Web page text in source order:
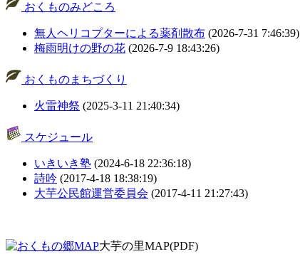
おくものみどころ
無人ヘリコプターによる薬剤散布 (2026-7-31 7:46:39)
梅雨明けの野の花 (2026-7-9 18:43:26)
おくものまちづくり
火雷神祭 (2025-3-11 21:40:34)
スケジュール
いきいき塾 (2024-6-18 22:36:18)
詩吟 (2017-4-18 18:38:19)
大芋公民館運営委員会 (2017-4-11 21:27:43)
大芋の里MAP(PDF)